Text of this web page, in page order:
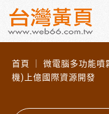
首頁 ｜ 微電腦多功能
機)上億國際資源開發